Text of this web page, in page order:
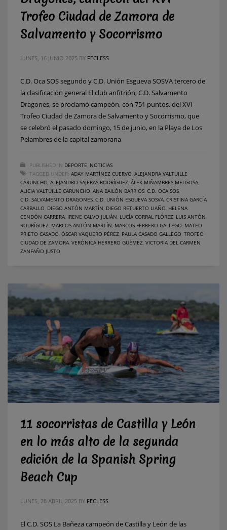
Trofeo Ciudad de Zamora de
Salvamento y Socorrismo
LUNES, 16 JUNIO 2025 BY FECLESS
C.D. Oca SOS segundo y C.D. Unión Esgueva SOSVA tercero de
la clasificación general El club anfitrión, C.D. Salvamento
Dragones, se proclamó campeón, con 751 puntos, del XVI
Trofeo Ciudad de Zamora de Salvamento y Socorrismo, que
se celebró el pasado domingo, 15 de junio, en la Playa de Los
Pelambres de la capital zamorana
PUBLISHED IN DEPORTE NOTICIAS
TAGGED UNDER: ADAY MARTÍNEZ CUERVO ALEJANDRA VALTUILLE
CARUNCHO ALEJANDRO SAJERAS RODRÍGUEZ ÁLEX MIÑAMBRES MELGOSA
ALICIA VALTUILLE CARUNCHO ANA BAILÓN BARRIOS C.D. OCA SOS
C.D. SALVAMENTO DRAGONES C.D. UNIÓN ESGUEVA SOSVA CRISTINA GARCÍA
CARBALLO DIEGO ANTÓN MARTÍN DIEGO RETUERTO LIAÑO HELENA
CENDÓN CARRERA IRENE CALVO JULIÁN LUCÍA CORRAL FLÓREZ LUIS ANTÓN
RODRÍGUEZ MARCOS ANTÓN MARTÍN MARCOS FERRERO GALLEGO MATEO
PRIETO CASADO ÓSCAR VAQUERO PÉREZ PAULA CASADO GALLEGO TROFEO
CIUDAD DE ZAMORA VERÓNICA HERRERO GÜÉMEZ VICTORIA DEL CARMEN
ZANFAÑO JUSTO
11 socorristas de Castilla y León
en lo más alto de la segunda
edición de la Spanish Spring
Beach Cup
LUNES, 28 ABRIL 2025 BY FECLESS
El C.D. SOS La Bañeza campeón de Castilla y León de las